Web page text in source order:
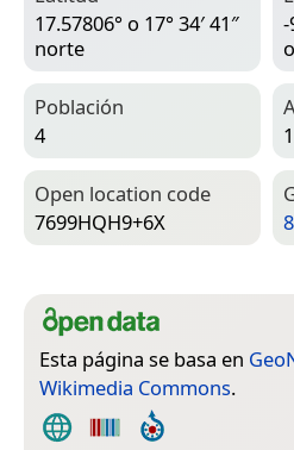
17.57806° o 17° 34′ 41″
norte
-
Población
4
Open location code
7699HQH9+6X
Esta página se basa en
Wikimedia Commons.